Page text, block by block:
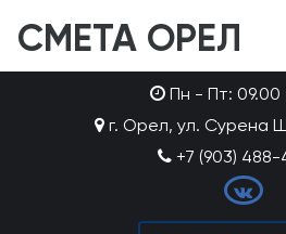
СМЕТА ОРЕЛ
Пн - Пт: 09.00
г. Орел, ул. Сурена
+7 (903)